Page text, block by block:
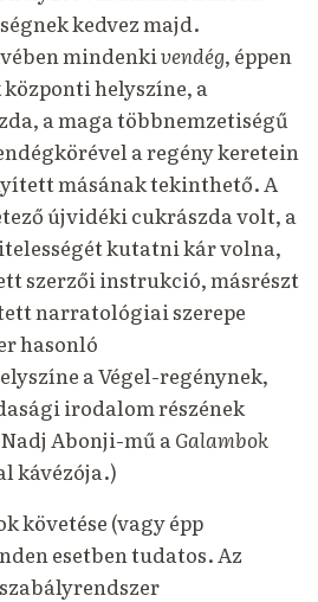
kedvez majd.
mindenkivendég, éppen
helyszíne, a
a maga többnemzetiségű
a regény keretein
másának tekinthető. A
újvidéki cukrászda volt, a
kutatni kár volna,
szerzői instrukció, másrészt
narratológiai szerepe
hasonló
a Végel-regénynek,
irodalom részének
Abonji-mű aGalambok
kávézója.)
követése (vagy épp
esetben tudatos. Az